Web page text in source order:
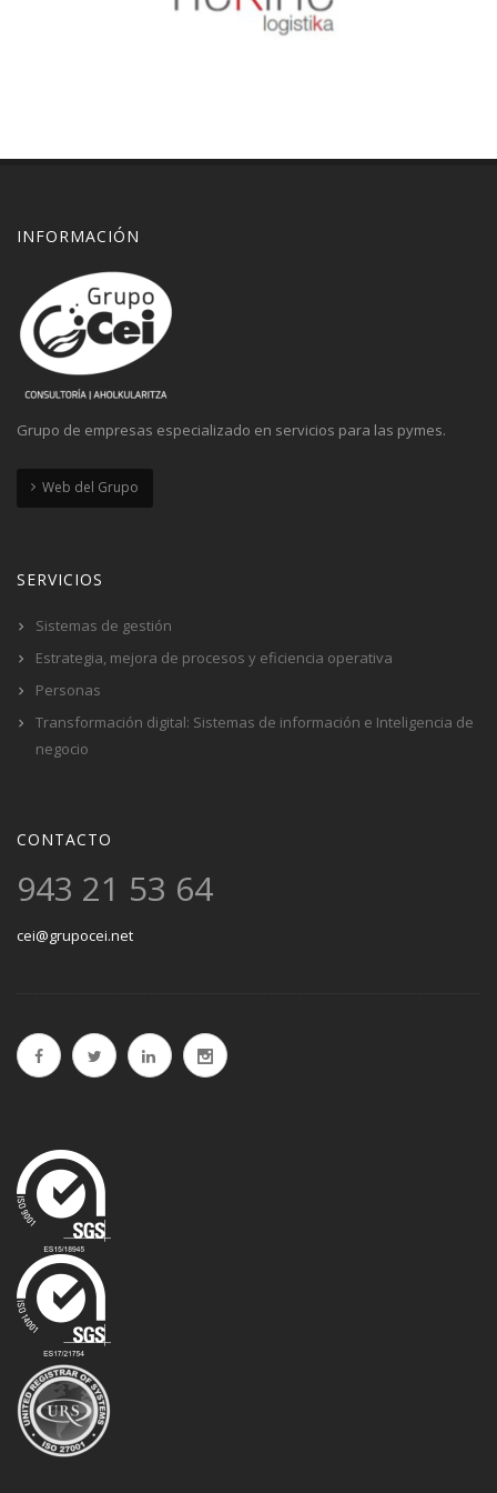
INFORMACIÓN
Grupo de empresas especializado en servicios para las pymes.
Web del Grupo
SERVICIOS
Sistemas de gestión
Estrategia, mejora de procesos y eficiencia operativa
Personas
Transformación digital: Sistemas de información e Inteligencia de
negocio
CONTACTO
943 21 53 64
cei@grupocei.net